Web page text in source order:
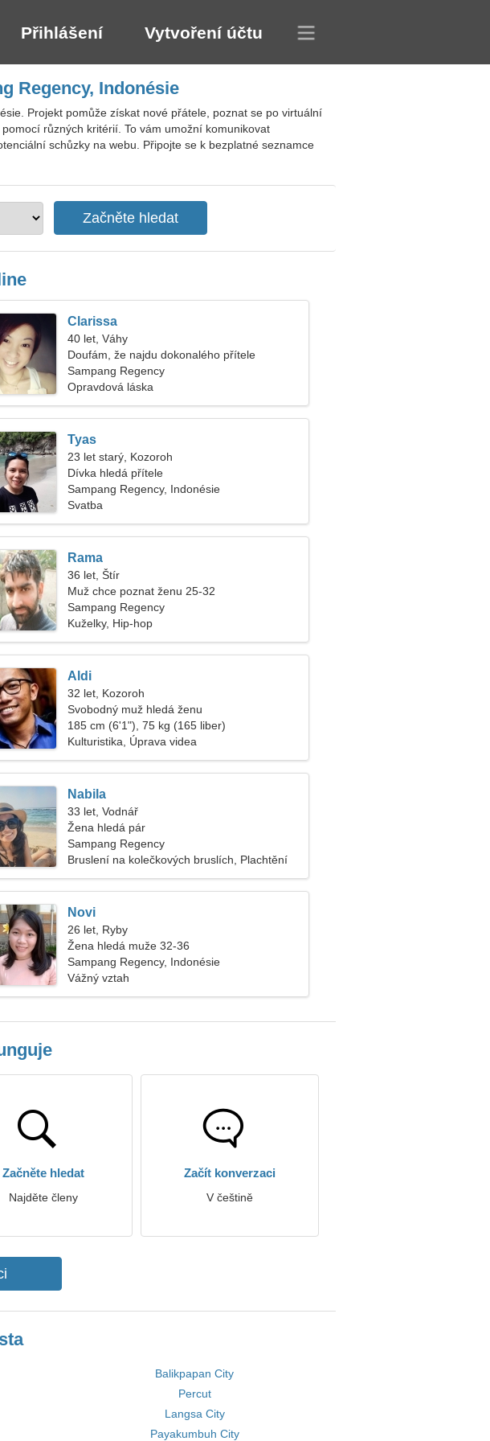
Přihlášení Vytvoření účtu
Regency, Indonésie
Projekt pomůže získat nové přátele, poznat se po virtuální
různých kritérií. To vám umožní komunikovat
schůzky na webu. Připojte se k bezplatné seznamce
Clarissa
40 let, Váhy
Doufám, že najdu dokonalého přítele
Sampang Regency
Opravdová láska
Tyas
23 let starý, Kozoroh
Dívka hledá přítele
Sampang Regency, Indonésie
Svatba
Rama
36 let, Štír
Muž chce poznat ženu 25-32
Sampang Regency
Kuželky, Hip-hop
Aldi
32 let, Kozoroh
Svobodný muž hledá ženu
185 cm (6'1"), 75 kg (165 liber)
Kulturistika, Úprava videa
Nabila
33 let, Vodnář
Žena hledá pár
Sampang Regency
Bruslení na kolečkových bruslích, Plachtění
Novi
26 let, Ryby
Žena hledá muže 32-36
Sampang Regency, Indonésie
Vážný vztah
Začněte hledat
Najděte členy
Začít konverzaci
V češtině
Balikpapan City
Percut
Langsa City
Payakumbuh City